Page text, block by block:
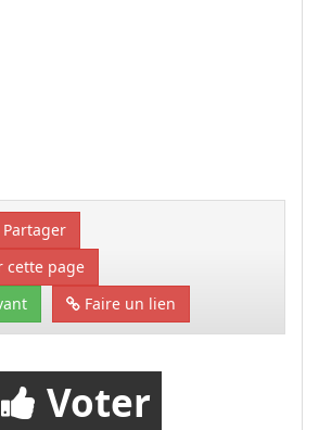
Partager
cette page
Faire un lien
Voter